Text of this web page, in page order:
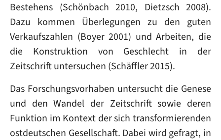
Bestehens (Schönbach 2010, Dietzsch 2008).
Dazu kommen Überlegungen zu den guten
Verkaufszahlen (Boyer 2001) und Arbeiten, die
die Konstruktion von Geschlecht in der
Zeitschrift untersuchen (Schäffler 2015).
Das Forschungsvorhaben untersucht die Genese
und den Wandel der Zeitschrift sowie deren
Funktion im Kontext der sich transformierenden
ostdeutschen Gesellschaft. Dabei wird gefragt, in